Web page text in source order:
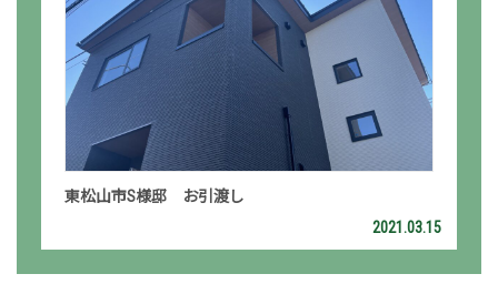
東松山市S様邸 お引渡し
2021.03.15